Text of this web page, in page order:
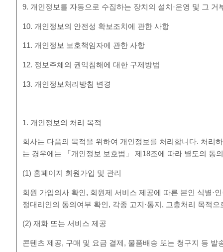
9. 개인정보를 자동으로 수집하는 장치의 설치·운영 및 그 거
10. 개인정보의 안전성 확보조치에 관한 사항
11. 개인정보 보호책임자에 관한 사항
12. 정보주체의 권익침해에 대한 구제방법
13. 개인정보처리방침 변경
1. 개인정보의 처리 목적
회사는 다음의 목적을 위하여 개인정보를 처리합니다. 처리
는 경우에는 「개인정보 보호법」 제18조에 따라 별도의 동
(1) 홈페이지 회원가입 및 관리
회원 가입의사 확인, 회원제 서비스 제공에 따른 본인 식별·
정대리인의 동의여부 확인, 각종 고지·통지, 고충처리 목적
(2) 재화 또는 서비스 제공
콘텐츠 제공, 구매 및 요금 결제, 물품배송 또는 청구지 등